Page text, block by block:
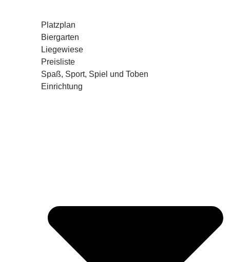
Platzplan
Biergarten
Liegewiese
Preisliste
Spaß, Sport, Spiel und Toben
Einrichtung